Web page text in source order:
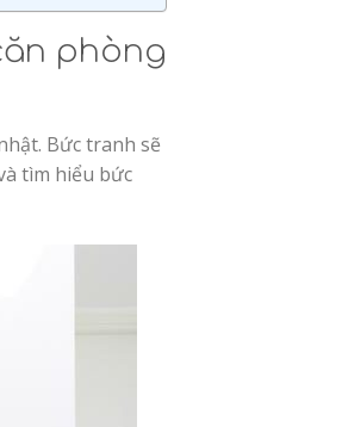
phòng
Bức tranh sẽ
tìm hiểu bức